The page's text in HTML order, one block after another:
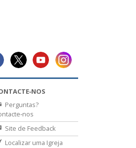
Perguntas?
Site de Feedback
Localizar uma Igreja